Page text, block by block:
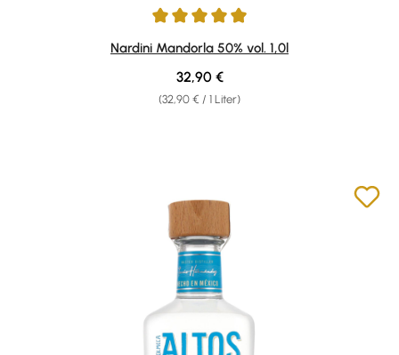
Durchschnittliche Bewertung von 4.89 von 5 Sternen
Nardini Mandorla 50% vol. 1,0l
(32,90 € / 1 Liter)
Regulärer Preis:
32,90 €